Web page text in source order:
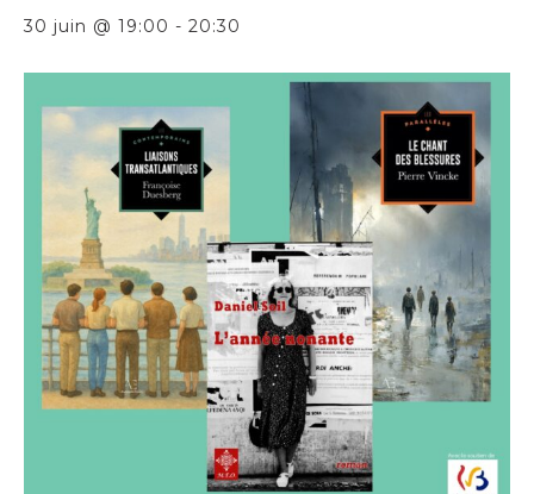
30 juin @ 19:00 - 20:30